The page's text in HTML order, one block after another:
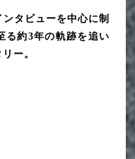
タビューを中心に制
る約3年の軌跡を追い
ー。